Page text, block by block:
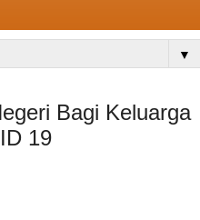
▼
Bagi Keluarga
19